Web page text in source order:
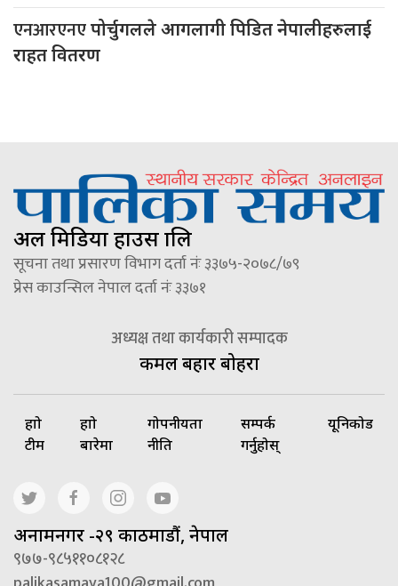
एनआरएनएपोर्चुगलले आगलागी पिडित नेपालीहरुलाई
राहत वितरण
अल मिडिया हाउस प्रालि
सूचना तथा प्रसारण विभाग दर्ता नंः ३३७५-२०७८/७९
प्रेस काउन्सिल नेपाल दर्ता नंः ३३७१
अध्यक्ष तथा कार्यकारी सम्पादक
कमल बहादुर बोहरा
हाम्रो
टीम
हाम्रो
बारेमा
गोपनीयता
नीति
सम्पर्क
गर्नुहोस्
यूनिकोड
अनामनगर -२९ काठमाडौं, नेपाल
९७७-९८५११०८१२८